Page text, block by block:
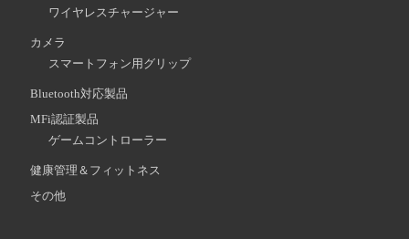
ワイヤレスチャージャー
カメラ
スマートフォン用グリップ
Bluetooth対応製品
MFi認証製品
ゲームコントローラー
健康管理＆フィットネス
その他